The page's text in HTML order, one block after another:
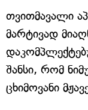
თვითმავალი
მარტივად
შანსი, რომ
ცხიმოვანი